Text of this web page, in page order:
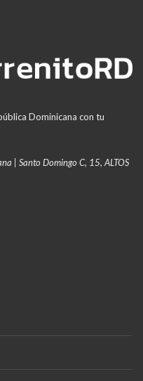
Dominicana con tu
| Santo Domingo C, 15, ALTOS